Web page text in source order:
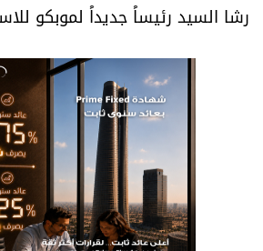
رشا السيد رئيساً جديداً لموبكو